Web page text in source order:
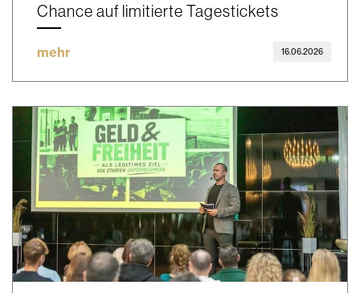
Chance auf limitierte Tagestickets
mehr 16.06.2026